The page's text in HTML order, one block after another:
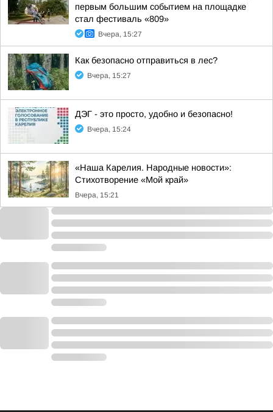
первым большим событием на площадке
стал фестиваль «809»
Вчера, 15:27
Как безопасно отправиться в лес?
Вчера, 15:27
ДЭГ - это просто, удобно и безопасно!
Вчера, 15:24
«Наша Карелия. Народные новости»:
Стихотворение «Мой край»
Вчера, 15:21